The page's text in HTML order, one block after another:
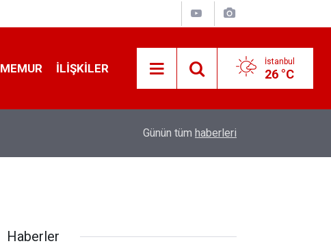
MEMUR İLIŞKILER İstanbul
26 °C
Sıcak Havalarda Ödem Şikayetini Hafife
Günün tüm haberleri
Haberler